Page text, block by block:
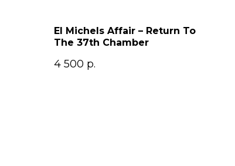
El Michels Affair – Return To
The 37th Chamber
4 500 р.